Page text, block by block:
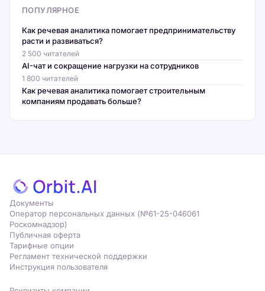
ПОПУЛЯРНОЕ
Как речевая аналитика помогает предпринимательству
расти и развиваться?
2 500 читателей
AI-чат и сокращение нагрузки на сотрудников
1 800 читателей
Как речевая аналитика помогает строительным
компаниям продавать больше?
Документы
Оператор персональных данных (№61-25-046061
Роскомнадзор)
Публичная оферта
Тарифные опции
Регламент технической поддержки
Инструкция пользователя